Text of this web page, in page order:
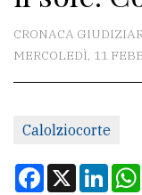
CONTATTI
Scrivici
Per
la
CRONACA
MERCOLEDÌ, 11
Calolziocorte
Facebook
X